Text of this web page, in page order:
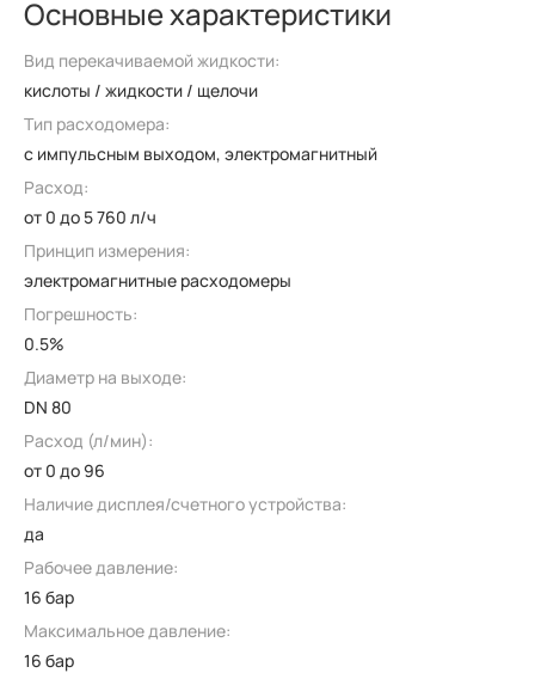
Основные характеристики
Вид перекачиваемой жидкости:
кислоты / жидкости / щелочи
Тип расходомера:
с импульсным выходом, электромагнитный
Расход:
от 0 до 5 760 л/ч
Принцип измерения:
электромагнитные расходомеры
Погрешность:
0.5%
Диаметр на выходе:
DN 80
Расход (л/мин):
от 0 до 96
Наличие дисплея/счетного устройства:
да
Рабочее давление:
16 бар
Максимальное давление:
16 бар